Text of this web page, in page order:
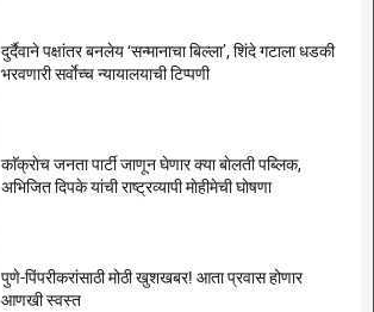
दुर्दैवाने पक्षांतर बनलेय ‘सन्मानाचा बिल्ला’, शिंदे गटाला धडकी
भरवणारी सर्वाेच्च न्यायालयाची टिप्पणी
काॅक्राेच जनता पार्टी जाणून घेणार क्या बाेलती पब्लिक,
अभिजित दिपके यांची राष्ट्रव्यापी माेहीमेची घाेषणा
पुणे-पिंपरीकरांसाठी मोठी खुशखबर! आता प्रवास होणार
आणखी स्वस्त